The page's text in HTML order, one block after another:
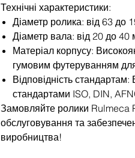
Технічні характеристики:
Діаметр ролика: від 63 до
Діаметр вала: від 20 до 40
Матеріал корпусу:
гумовим футеруванням
Відповідність
стандартами ISO, DIN,
Замовляйте ролики Rulmeca
обслуговування та
виробництва!